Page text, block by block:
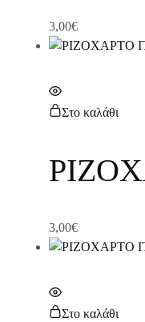
3,00€
Στο καλάθι
3,00€
Στο καλάθι